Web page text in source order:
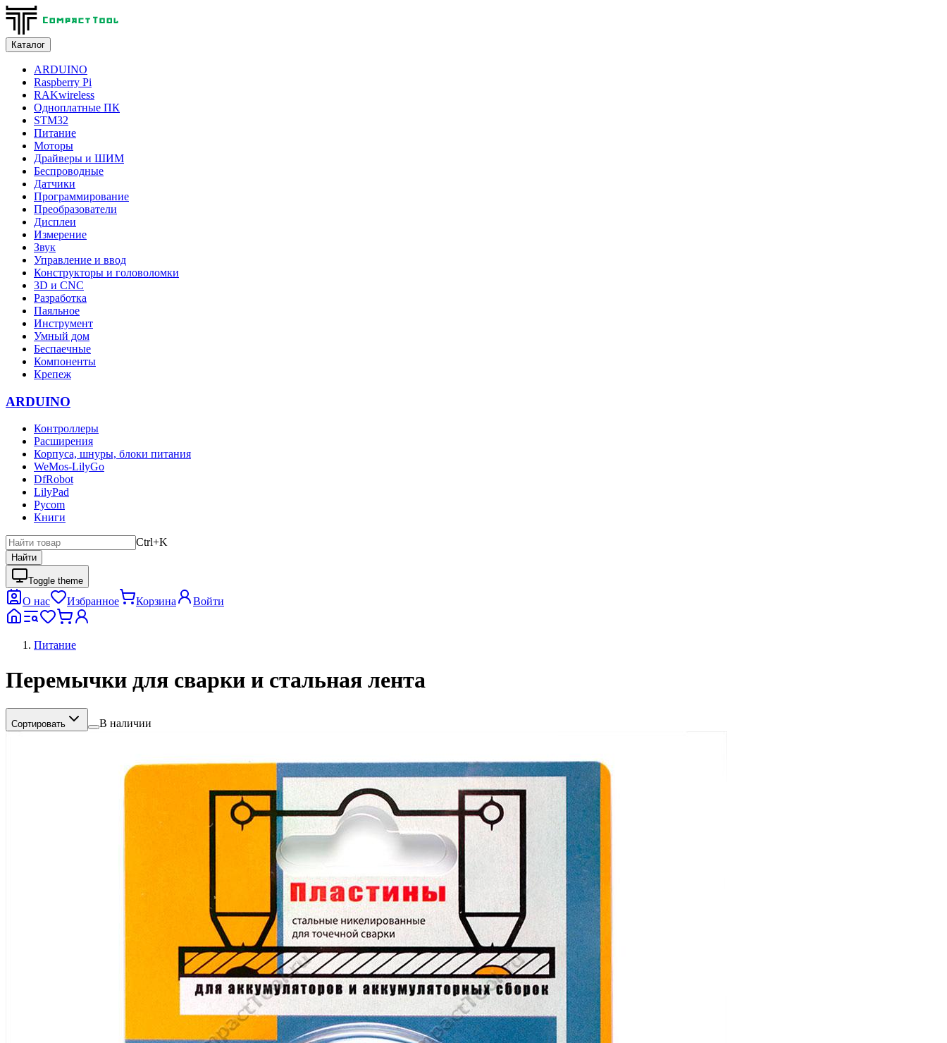
Каталог
ARDUINO
Raspberry Pi
RAKwireless
Одноплатные ПК
STM32
Питание
Моторы
Драйверы и ШИМ
Беспроводные
Датчики
Программирование
Преобразователи
Дисплеи
Измерение
Звук
Управление и ввод
Конструкторы и головоломки
3D и CNC
Разработка
Паяльное
Инструмент
Умный дом
Беспаечные
Компоненты
Крепеж
ARDUINO
Контроллеры
Расширения
Корпуса, шнуры, блоки питания
WeMos-LilyGo
DfRobot
LilyPad
Pycom
Книги
Ctrl+K
Найти
Toggle theme
О нас Избранное Корзина Войти
Питание
Перемычки для сварки и стальная лента
Сортировать В наличии